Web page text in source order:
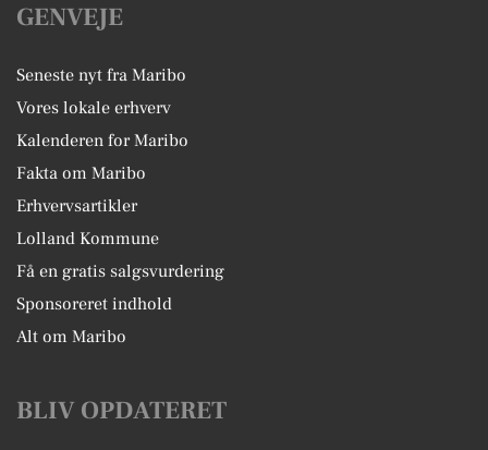
GENVEJE
Seneste nyt fra Maribo
Vores lokale erhverv
Kalenderen for Maribo
Fakta om Maribo
Erhvervsartikler
Lolland Kommune
Få en gratis salgsvurdering
Sponsoreret indhold
Alt om Maribo
BLIV OPDATERET